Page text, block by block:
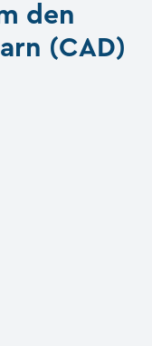
den
(CAD)